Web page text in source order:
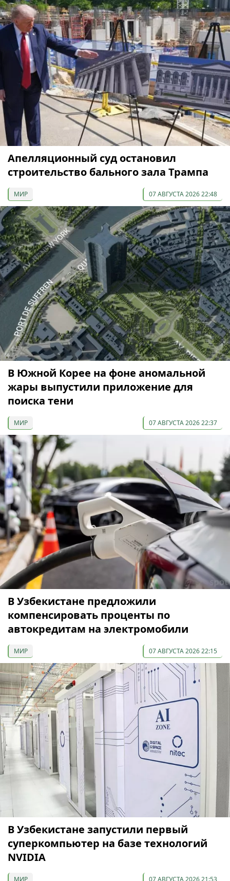
Апелляционный суд остановил
строительство бального зала Трампа
МИР 07 АВГУСТА 2026 22:48
В Южной Корее на фоне аномальной
жары выпустили приложение для
поиска тени
МИР 07 АВГУСТА 2026 22:37
В Узбекистане предложили
компенсировать проценты по
автокредитам на электромобили
МИР 07 АВГУСТА 2026 22:15
В Узбекистане запустили первый
суперкомпьютер на базе технологий
NVIDIA
МИР 07 АВГУСТА 2026 21:53